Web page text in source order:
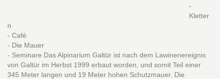
-
Kletter
n
- Café
- Die Mauer
- Seminare Das Alpinarium Galtür ist nach dem Lawinenereignis
von Galtür im Herbst 1999 erbaut worden, und somit Teil einer
345 Meter langen und 19 Meter hohen Schutzmauer. Die